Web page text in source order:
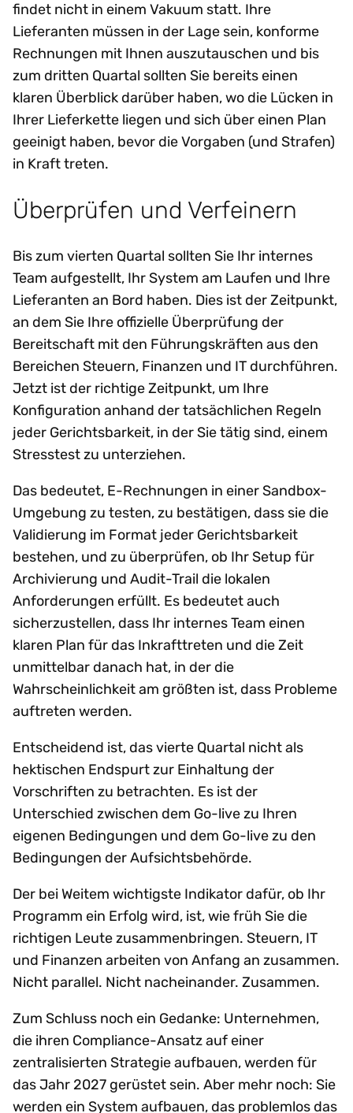
findet nicht in einem Vakuum statt. Ihre
Lieferanten müssen in der Lage sein, konforme
Rechnungen mit Ihnen auszutauschen und bis
zum dritten Quartal sollten Sie bereits einen
klaren Überblick darüber haben, wo die Lücken in
Ihrer Lieferkette liegen und sich über einen Plan
geeinigt haben, bevor die Vorgaben (und Strafen)
in Kraft treten.
Überprüfen und Verfeinern
Bis zum vierten Quartal sollten Sie Ihr internes
Team aufgestellt, Ihr System am Laufen und Ihre
Lieferanten an Bord haben. Dies ist der Zeitpunkt,
an dem Sie Ihre offizielle Überprüfung der
Bereitschaft mit den Führungskräften aus den
Bereichen Steuern, Finanzen und IT durchführen.
Jetzt ist der richtige Zeitpunkt, um Ihre
Konfiguration anhand der tatsächlichen Regeln
jeder Gerichtsbarkeit, in der Sie tätig sind, einem
Stresstest zu unterziehen.
Das bedeutet, E-Rechnungen in einer Sandbox-
Umgebung zu testen, zu bestätigen, dass sie die
Validierung im Format jeder Gerichtsbarkeit
bestehen, und zu überprüfen, ob Ihr Setup für
Archivierung und Audit-Trail die lokalen
Anforderungen erfüllt. Es bedeutet auch
sicherzustellen, dass Ihr internes Team einen
klaren Plan für das Inkrafttreten und die Zeit
unmittelbar danach hat, in der die
Wahrscheinlichkeit am größten ist, dass Probleme
auftreten werden.
Entscheidend ist, das vierte Quartal nicht als
hektischen Endspurt zur Einhaltung der
Vorschriften zu betrachten. Es ist der
Unterschied zwischen dem Go-live zu Ihren
eigenen Bedingungen und dem Go-live zu den
Bedingungen der Aufsichtsbehörde.
Der bei Weitem wichtigste Indikator dafür, ob Ihr
Programm ein Erfolg wird, ist, wie früh Sie die
richtigen Leute zusammenbringen. Steuern, IT
und Finanzen arbeiten von Anfang an zusammen.
Nicht parallel. Nicht nacheinander. Zusammen.
Zum Schluss noch ein Gedanke: Unternehmen,
die ihren Compliance-Ansatz auf einer
zentralisierten Strategie aufbauen, werden für
das Jahr 2027 gerüstet sein. Aber mehr noch: Sie
werden ein System aufbauen, das problemlos das